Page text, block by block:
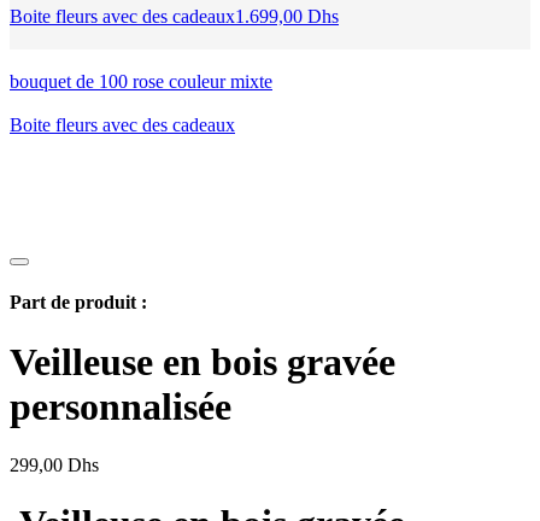
Boite fleurs avec des cadeaux1.699,00 Dhs
bouquet de 100 rose couleur mixte
Boite fleurs avec des cadeaux
Part de produit :
Veilleuse en bois gravée
personnalisée
299,00 Dhs